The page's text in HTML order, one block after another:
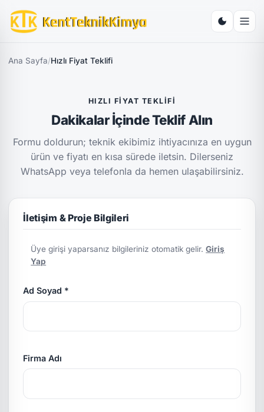
Ana Sayfa/Hızlı Fiyat Teklifi
HIZLI FIYAT TEKLIFI
Dakikalar İçinde Teklif Alın
Formu doldurun; teknik ekibimiz ihtiyacınıza en uygun
ürün ve fiyatı en kısa sürede iletsin. Dilerseniz
WhatsApp veya telefonla da hemen ulaşabilirsiniz.
İletişim & Proje Bilgileri
Üye girişi yaparsanız bilgileriniz otomatik gelir.Giriş
Yap
Ad Soyad *
Firma Adı